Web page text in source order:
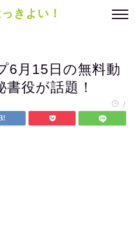
きよい！
6月15日の無料動
役が話題！
/